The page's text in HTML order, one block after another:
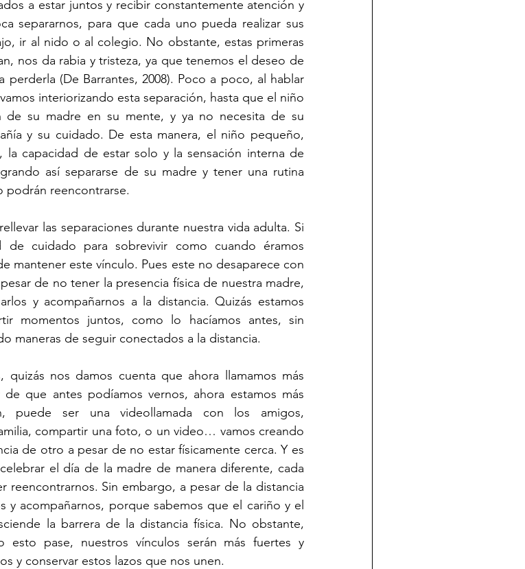
a estar juntos y recibir constantemente atención y
separarnos, para que cada uno pueda realizar sus
ir al nido o al colegio. No obstante, estas primeras
nos da rabia y tristeza, ya que tenemos el deseo de
(De Barrantes, 2008). Poco a poco, al hablar
interiorizando esta separación, hasta que el niño
de su madre en su mente, y ya no necesita de su
y su cuidado. De esta manera, el niño pequeño,
la capacidad de estar solo y la sensación interna de
así separarse de su madre y tener una rutina
reencontrarse.
las separaciones durante nuestra vida adulta. Si
cuidado para sobrevivir como cuando éramos
mantener este vínculo. Pues este no desaparece con
de no tener la presencia física de nuestra madre,
y acompañarnos a la distancia. Quizás estamos
momentos juntos, como lo hacíamos antes, sin
maneras de seguir conectados a la distancia.
quizás nos damos cuenta que ahora llamamos más
que antes podíamos vernos, ahora estamos más
puede ser una videollamada con los amigos,
compartir una foto, o un video… vamos creando
de otro a pesar de no estar físicamente cerca. Y es
el día de la madre de manera diferente, cada
reencontrarnos. Sin embargo, a pesar de la distancia
y acompañarnos, porque sabemos que el cariño y el
la barrera de la distancia física. No obstante,
esto pase, nuestros vínculos serán más fuertes y
y conservar estos lazos que nos unen.